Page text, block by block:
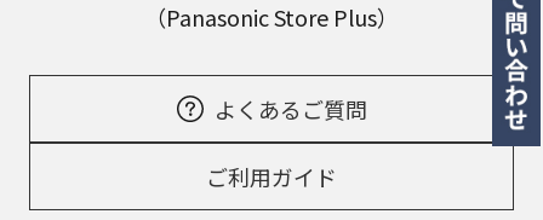
（Panasonic Store Plus）
よくあるご質問
ご利用ガイド